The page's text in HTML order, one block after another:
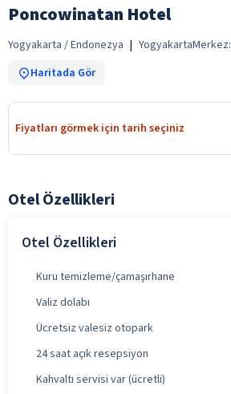
Poncowinatan Hotel
Yogyakarta / Endonezya | YogyakartaMerkez:
Haritada Gör
Fiyatları görmek için tarih seçiniz
Otel Özellikleri
Otel Özellikleri
Kuru temizleme/çamaşırhane
Valiz dolabı
Ücretsiz valesiz otopark
24 saat açık resepsiyon
Kahvaltı servisi var (ücretli)